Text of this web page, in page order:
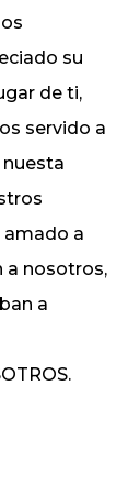
su
de ti,
servido a
amado a
a nosotros,
a